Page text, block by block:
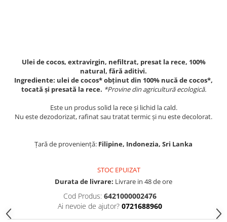
Ulei de cocos, extravirgin, nefiltrat, presat la rece, 100%
natural, fără aditivi.
Ingrediente: ulei de cocos* obținut din 100% nucă de cocos*,
tocată și presată la rece. *Provine din agricultură ecologică.
Este un produs solid la rece și lichid la cald.
Nu este dezodorizat, rafinat sau tratat termic și nu este decolorat.
Țară de proveniență: Filipine, Indonezia, Sri Lanka
STOC EPUIZAT
Durata de livrare: Livrare in 48 de ore
Cod Produs: 6421000002476
Ai nevoie de ajutor? 0721688960